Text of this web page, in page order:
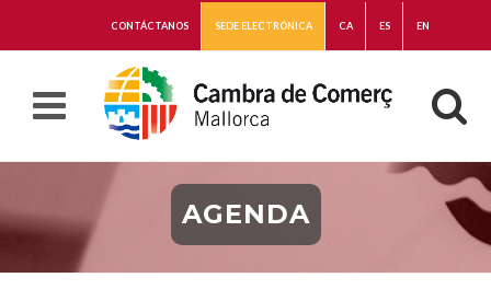
CONTÁCTANOS SEDE ELECTRÓNICA CA ES EN
AGENDA